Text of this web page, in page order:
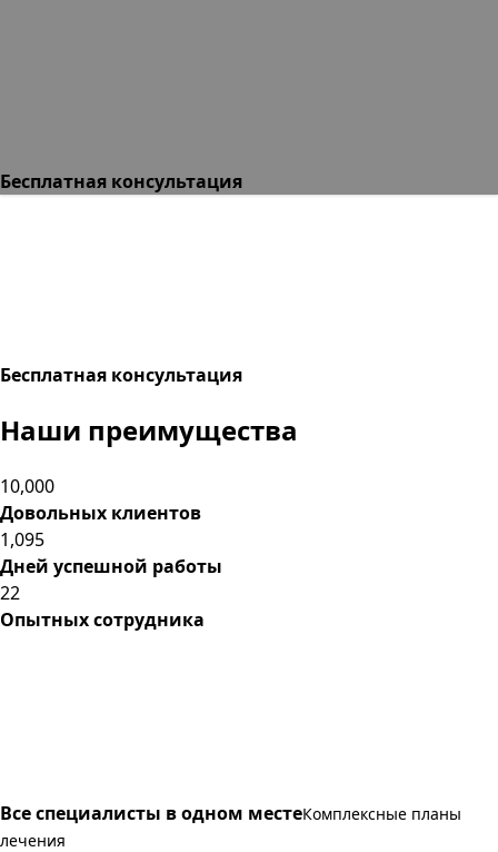
Бесплатная консультация
Бесплатная консультация
Наши преимущества
10,000
Довольных клиентов
1,095
Дней успешной работы
22
Опытных сотрудника
Все специалисты в одном местеКомплексные планы
лечения